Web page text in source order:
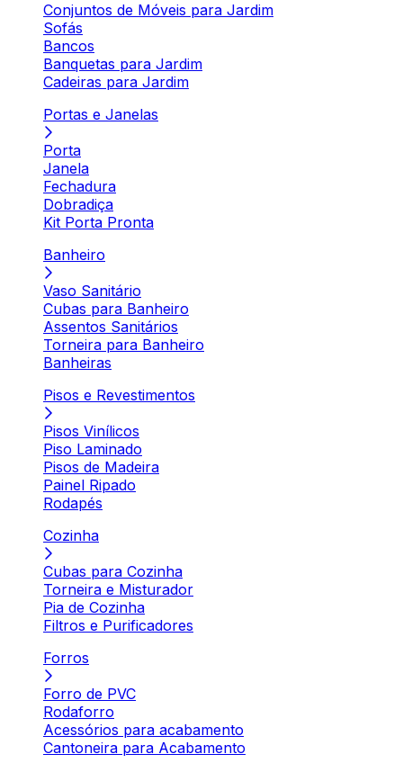
Conjuntos de Móveis para Jardim
Sofás
Bancos
Banquetas para Jardim
Cadeiras para Jardim
Portas e Janelas
Porta
Janela
Fechadura
Dobradiça
Kit Porta Pronta
Banheiro
Vaso Sanitário
Cubas para Banheiro
Assentos Sanitários
Torneira para Banheiro
Banheiras
Pisos e Revestimentos
Pisos Vinílicos
Piso Laminado
Pisos de Madeira
Painel Ripado
Rodapés
Cozinha
Cubas para Cozinha
Torneira e Misturador
Pia de Cozinha
Filtros e Purificadores
Forros
Forro de PVC
Rodaforro
Acessórios para acabamento
Cantoneira para Acabamento